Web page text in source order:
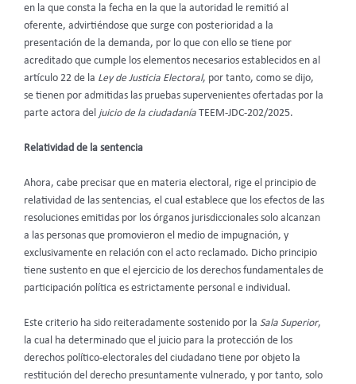
en la que consta la fecha en la que la autoridad le remitió al
oferente, advirtiéndose que surge con posterioridad a la
presentación de la demanda, por lo que con ello se tiene por
acreditado que cumple los elementos necesarios establecidos en al
artículo 22 de la Ley de Justicia Electoral, por tanto, como se dijo,
se tienen por admitidas las pruebas supervenientes ofertadas por la
parte actora del juicio de la ciudadanía TEEM-JDC-202/2025.
Relatividad de la sentencia
Ahora, cabe precisar que en materia electoral, rige el principio de
relatividad de las sentencias, el cual establece que los efectos de las
resoluciones emitidas por los órganos jurisdiccionales solo alcanzan
a las personas que promovieron el medio de impugnación, y
exclusivamente en relación con el acto reclamado. Dicho principio
tiene sustento en que el ejercicio de los derechos fundamentales de
participación política es estrictamente personal e individual.
Este criterio ha sido reiteradamente sostenido por la Sala Superior,
la cual ha determinado que el juicio para la protección de los
derechos político-electorales del ciudadano tiene por objeto la
restitución del derecho presuntamente vulnerado, y por tanto, solo